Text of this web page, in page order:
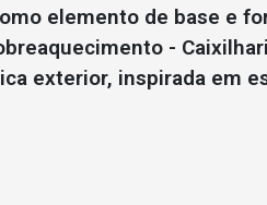
elemento de base e
-
exterior, inspirada em